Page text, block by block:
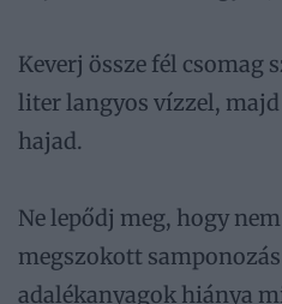
Keverj össze fél csomag
liter langyos vízzel, majd
hajad.
Ne lepődj meg, hogy
megszokott samponozás
adalékanyagok hiánya